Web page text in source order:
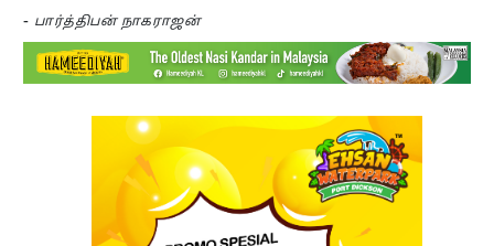
- பார்த்திபன் நாகராஜன்